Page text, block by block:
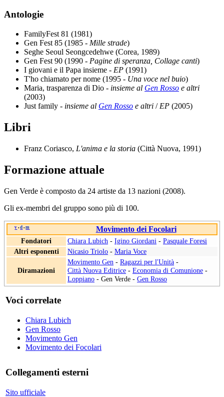
Antologie
FamilyFest 81 (1981)
Gen Fest 85 (1985 - Mille strade)
Seghe Seoul Seongcedehwe (Corea, 1989)
Gen Fest 90 (1990 - Pagine di speranza, Collage canti)
I giovani e il Papa insieme - EP (1991)
T'ho chiamato per nome (1995 - Una voce nel buio)
Maria, trasparenza di Dio - insieme al Gen Rosso e altri
(2003)
Just family - insieme al Gen Rosso e altri / EP (2005)
Libri
Franz Coriasco, L'anima e la storia (Città Nuova, 1991)
Formazione attuale
Gen Verde è composto da 24 artiste da 13 nazioni (2008).
Gli ex-membri del gruppo sono più di 100.
v • d • m Movimento dei Focolari
Fondatori Chiara Lubich - Igino Giordani - Pasquale Foresi
Altri esponenti
Nicasio Triolo - Maria Voce
Diramazioni
Movimento Gen - Ragazzi per l'Unità -
Città Nuova Editrice - Economia di Comunione -
Loppiano - Gen Verde - Gen Rosso
Voci correlate
Chiara Lubich
Gen Rosso
Movimento Gen
Movimento dei Focolari
Collegamenti esterni
Sito ufficiale